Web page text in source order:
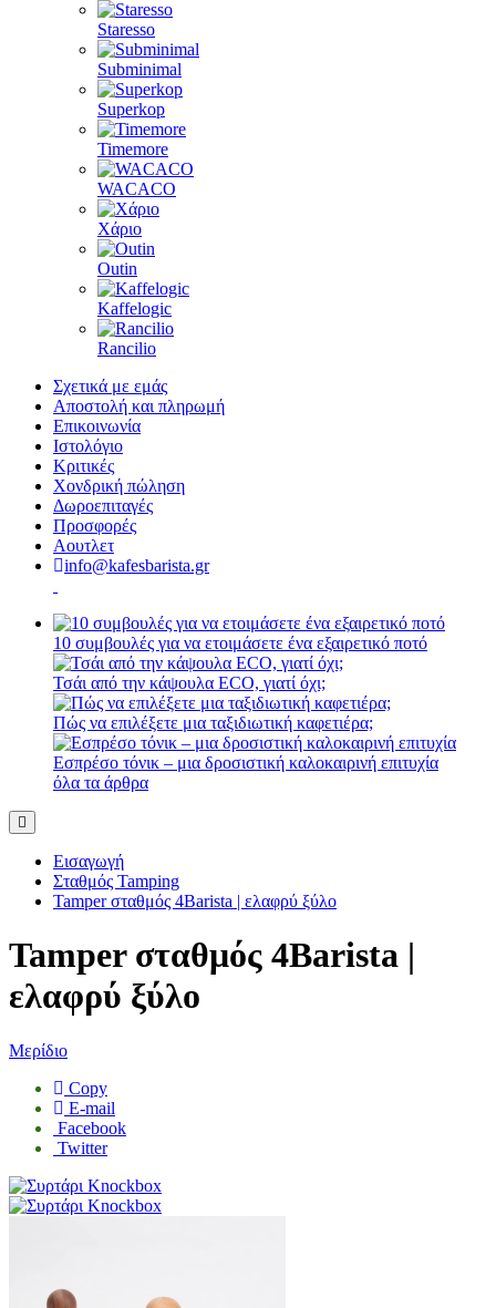
Staresso
Subminimal
Superkop
Timemore
WACACO
Χάριο
Outin
Kaffelogic
Rancilio
Σχετικά με εμάς
Αποστολή και πληρωμή
Επικοινωνία
Ιστολόγιο
Κριτικές
Χονδρική πώληση
Δωροεπιταγές
Προσφορές
Αουτλετ
info@kafesbarista.gr
10 συμβουλές για να ετοιμάσετε ένα εξαιρετικό ποτό
Τσάι από την κάψουλα ECO, γιατί όχι;
Πώς να επιλέξετε μια ταξιδιωτική καφετιέρα;
Εσπρέσο τόνικ – μια δροσιστική καλοκαιρινή επιτυχία
όλα τα άρθρα
Εισαγωγή
Σταθμός Tamping
Tamper σταθμός 4Barista | ελαφρύ ξύλο
Tamper σταθμός 4Barista |
ελαφρύ ξύλο
Μερίδιο
Copy
E-mail
Facebook
Twitter